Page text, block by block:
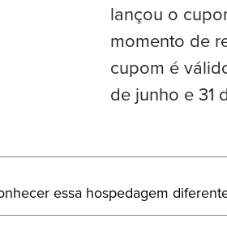
lançou o
momento de
cupom é
de junho e 31
essa hospedagem